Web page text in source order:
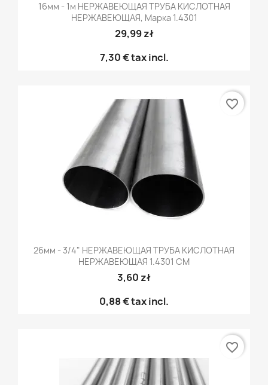
16мм - 1м НЕРЖАВЕЮЩАЯ ТРУБА КИСЛОТНАЯ
НЕРЖАВЕЮЩАЯ, Марка 1.4301
29,99 zł
7,30 €tax incl.
26мм - 3/4" НЕРЖАВЕЮЩАЯ ТРУБА КИСЛОТНАЯ
НЕРЖАВЕЮЩАЯ 1.4301 CM
3,60 zł
0,88 €tax incl.
favorite_border
favorite_border